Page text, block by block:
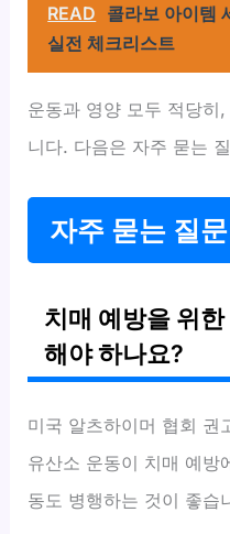
READ 콜라보 아이템
실전 체크리스트
운동과 영양 모두 적당히
니다. 다음은 자주 묻는
자주 묻는 질문
치매 예방을 위
해야 하나요?
미국 알츠하이머 협회
유산소 운동이 치매 예방
동도 병행하는 것이 좋습